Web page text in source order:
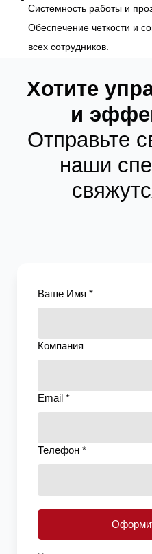
Системность работы и
Обеспечение четкости и
всех сотрудников.
Хотите
и
Отправьте
наши
Ваше Имя *
Компания
Email *
Телефон *